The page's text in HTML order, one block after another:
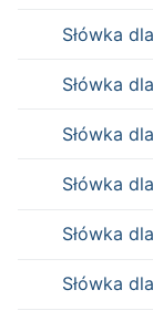
Słówka
Słówka
Słówka
Słówka
Słówka
Słówka